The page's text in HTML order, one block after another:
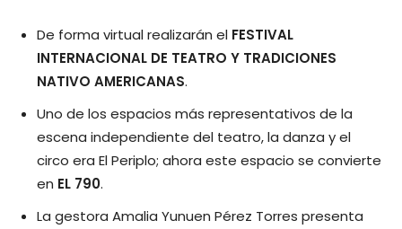
De forma virtual realizarán el FESTIVAL
INTERNACIONAL DE TEATRO Y TRADICIONES
NATIVO AMERICANAS.
Uno de los espacios más representativos de la
escena independiente del teatro, la danza y el
circo era El Periplo; ahora este espacio se convierte
en EL 790.
La gestora Amalia Yunuen Pérez Torres presenta